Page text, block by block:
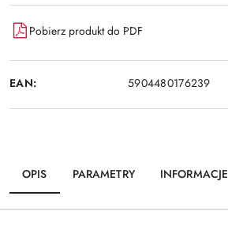
Pobierz produkt do PDF
EAN: 5904480176239
OPIS PARAMETRY INFORMACJE